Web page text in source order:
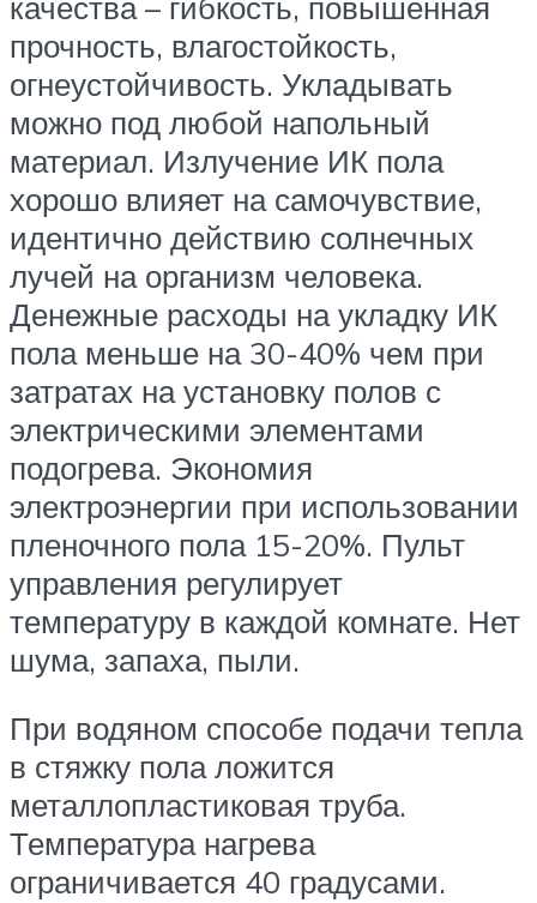
прочность, влагостойкость,
огнеустойчивость. Укладывать
можно под любой напольный
материал. Излучение ИК пола
хорошо влияет на самочувствие,
идентично действию солнечных
лучей на организм человека.
Денежные расходы на укладку ИК
пола меньше на 30-40% чем при
затратах на установку полов с
электрическими элементами
подогрева. Экономия
электроэнергии при использовании
пленочного пола 15-20%. Пульт
управления регулирует
температуру в каждой комнате. Нет
шума, запаха, пыли.
При водяном способе подачи тепла
в стяжку пола ложится
металлопластиковая труба.
Температура нагрева
ограничивается 40 градусами.